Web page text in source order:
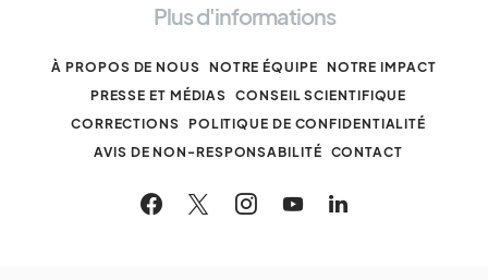
Plus d'informations
À PROPOS DE NOUS NOTRE ÉQUIPE NOTRE IMPACT
PRESSE ET MÉDIAS
CONSEIL SCIENTIFIQUE
CORRECTIONS POLITIQUE DE CONFIDENTIALITÉ
AVIS DE NON-RESPONSABILITÉ CONTACT